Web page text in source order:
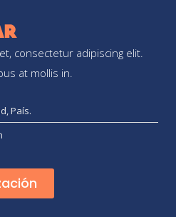
consectetur adipiscing elit.
at mollis in.
País.